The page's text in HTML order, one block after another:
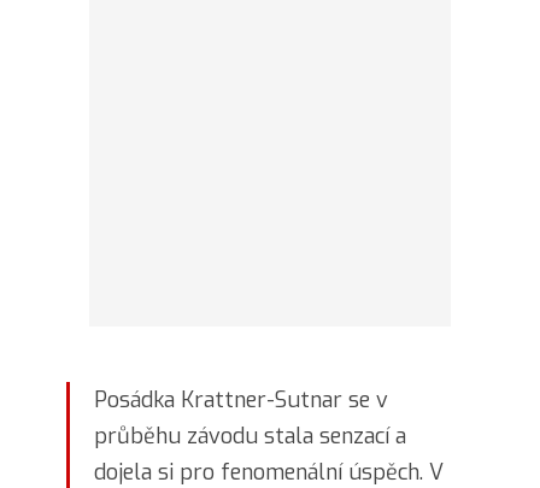
Posádka Krattner-Sutnar se v
průběhu závodu stala senzací a
dojela si pro fenomenální úspěch. V